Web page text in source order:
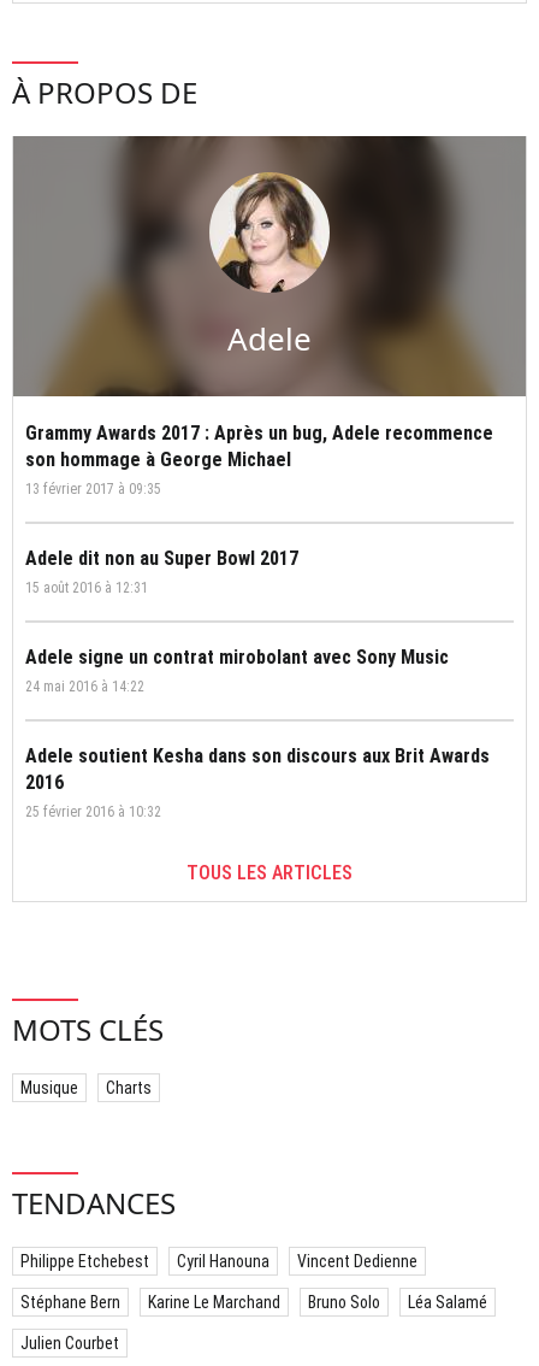
À PROPOS DE
Adele
Grammy Awards 2017 : Après un bug, Adele recommence
son hommage à George Michael
13 février 2017 à 09:35
Adele dit non au Super Bowl 2017
15 août 2016 à 12:31
Adele signe un contrat mirobolant avec Sony Music
24 mai 2016 à 14:22
Adele soutient Kesha dans son discours aux Brit Awards
2016
25 février 2016 à 10:32
TOUS LES ARTICLES
MOTS CLÉS
Musique Charts
TENDANCES
Philippe Etchebest Cyril Hanouna Vincent Dedienne
Stéphane Bern Karine Le Marchand Bruno Solo Léa Salamé
Julien Courbet